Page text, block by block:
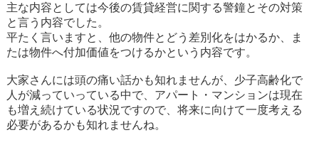
主な内容としては今後の賃貸経営に関する警鐘とその対策
と言う内容でした。
平たく言いますと、他の物件とどう差別化をはかるか、ま
たは物件へ付加価値をつけるかという内容です。
大家さんには頭の痛い話かも知れませんが、少子高齢化で
人が減っていっている中で、アパート・マンションは現在
も増え続けている状況ですので、将来に向けて一度考える
必要があるかも知れませんね。